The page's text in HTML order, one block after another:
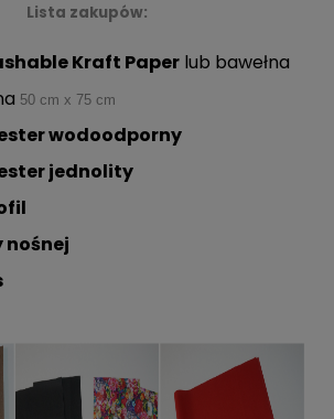
Lista zakupów:
Kraft Paper lub bawełna
50 cm x 75 cm
wodoodporny
jednolity